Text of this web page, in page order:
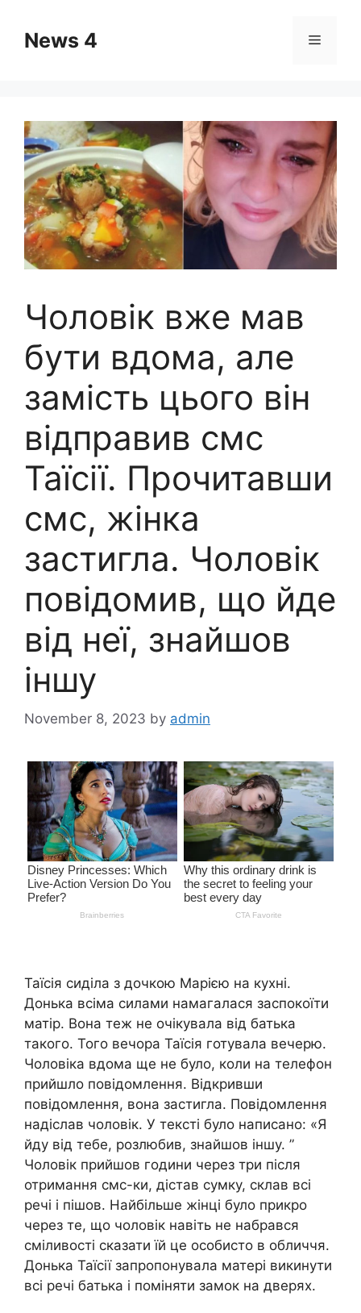
contentNews 4 Menu
Чоловік вже мав
бути вдома, але
замість цього він
відправив смс
Таїсії. Прочитавши
смс, жінка
застигла. Чоловік
повідомив, що йде
від неї, знайшов
іншу
November 8, 2023 by admin
Таїсія сиділа з дочкою Марією на кухні.
Донька всіма силами намагалася заспокоїти
матір. Вона теж не очікувала від батька
такого. Того вечора Таїсія готувала вечерю.
Чоловіка вдома ще не було, коли на телефон
прийшло повідомлення. Відкривши
повідомлення, вона застигла. Повідомлення
надіслав чоловік. У тексті було написано: «Я
йду від тебе, розлюбив, знайшов іншу. ”
Чоловік прийшов години через три після
отримання смс-ки, дістав сумку, склав всі
речі і пішов. Найбільше жінці було прикро
через те, що чоловік навіть не набрався
сміливості сказати їй це особисто в обличчя.
Донька Таїсії запропонувала матері викинути
всі речі батька і поміняти замок на дверях.